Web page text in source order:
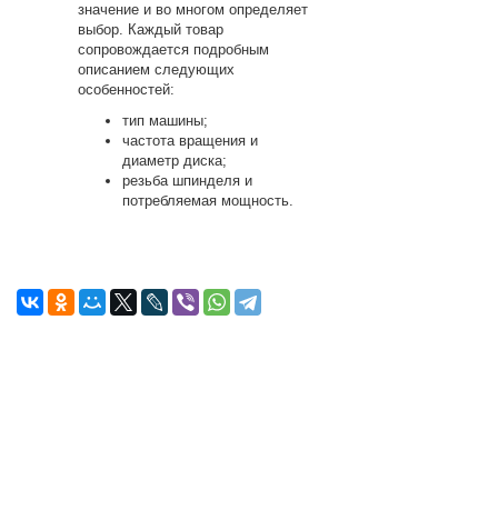
значение и во многом определяет
выбор. Каждый товар
сопровождается подробным
описанием следующих
особенностей:
тип машины;
частота вращения и
диаметр диска;
резьба шпинделя и
потребляемая мощность.